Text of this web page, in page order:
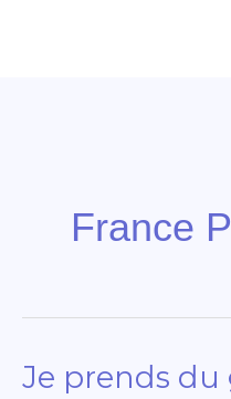
France
Je prends du
Je